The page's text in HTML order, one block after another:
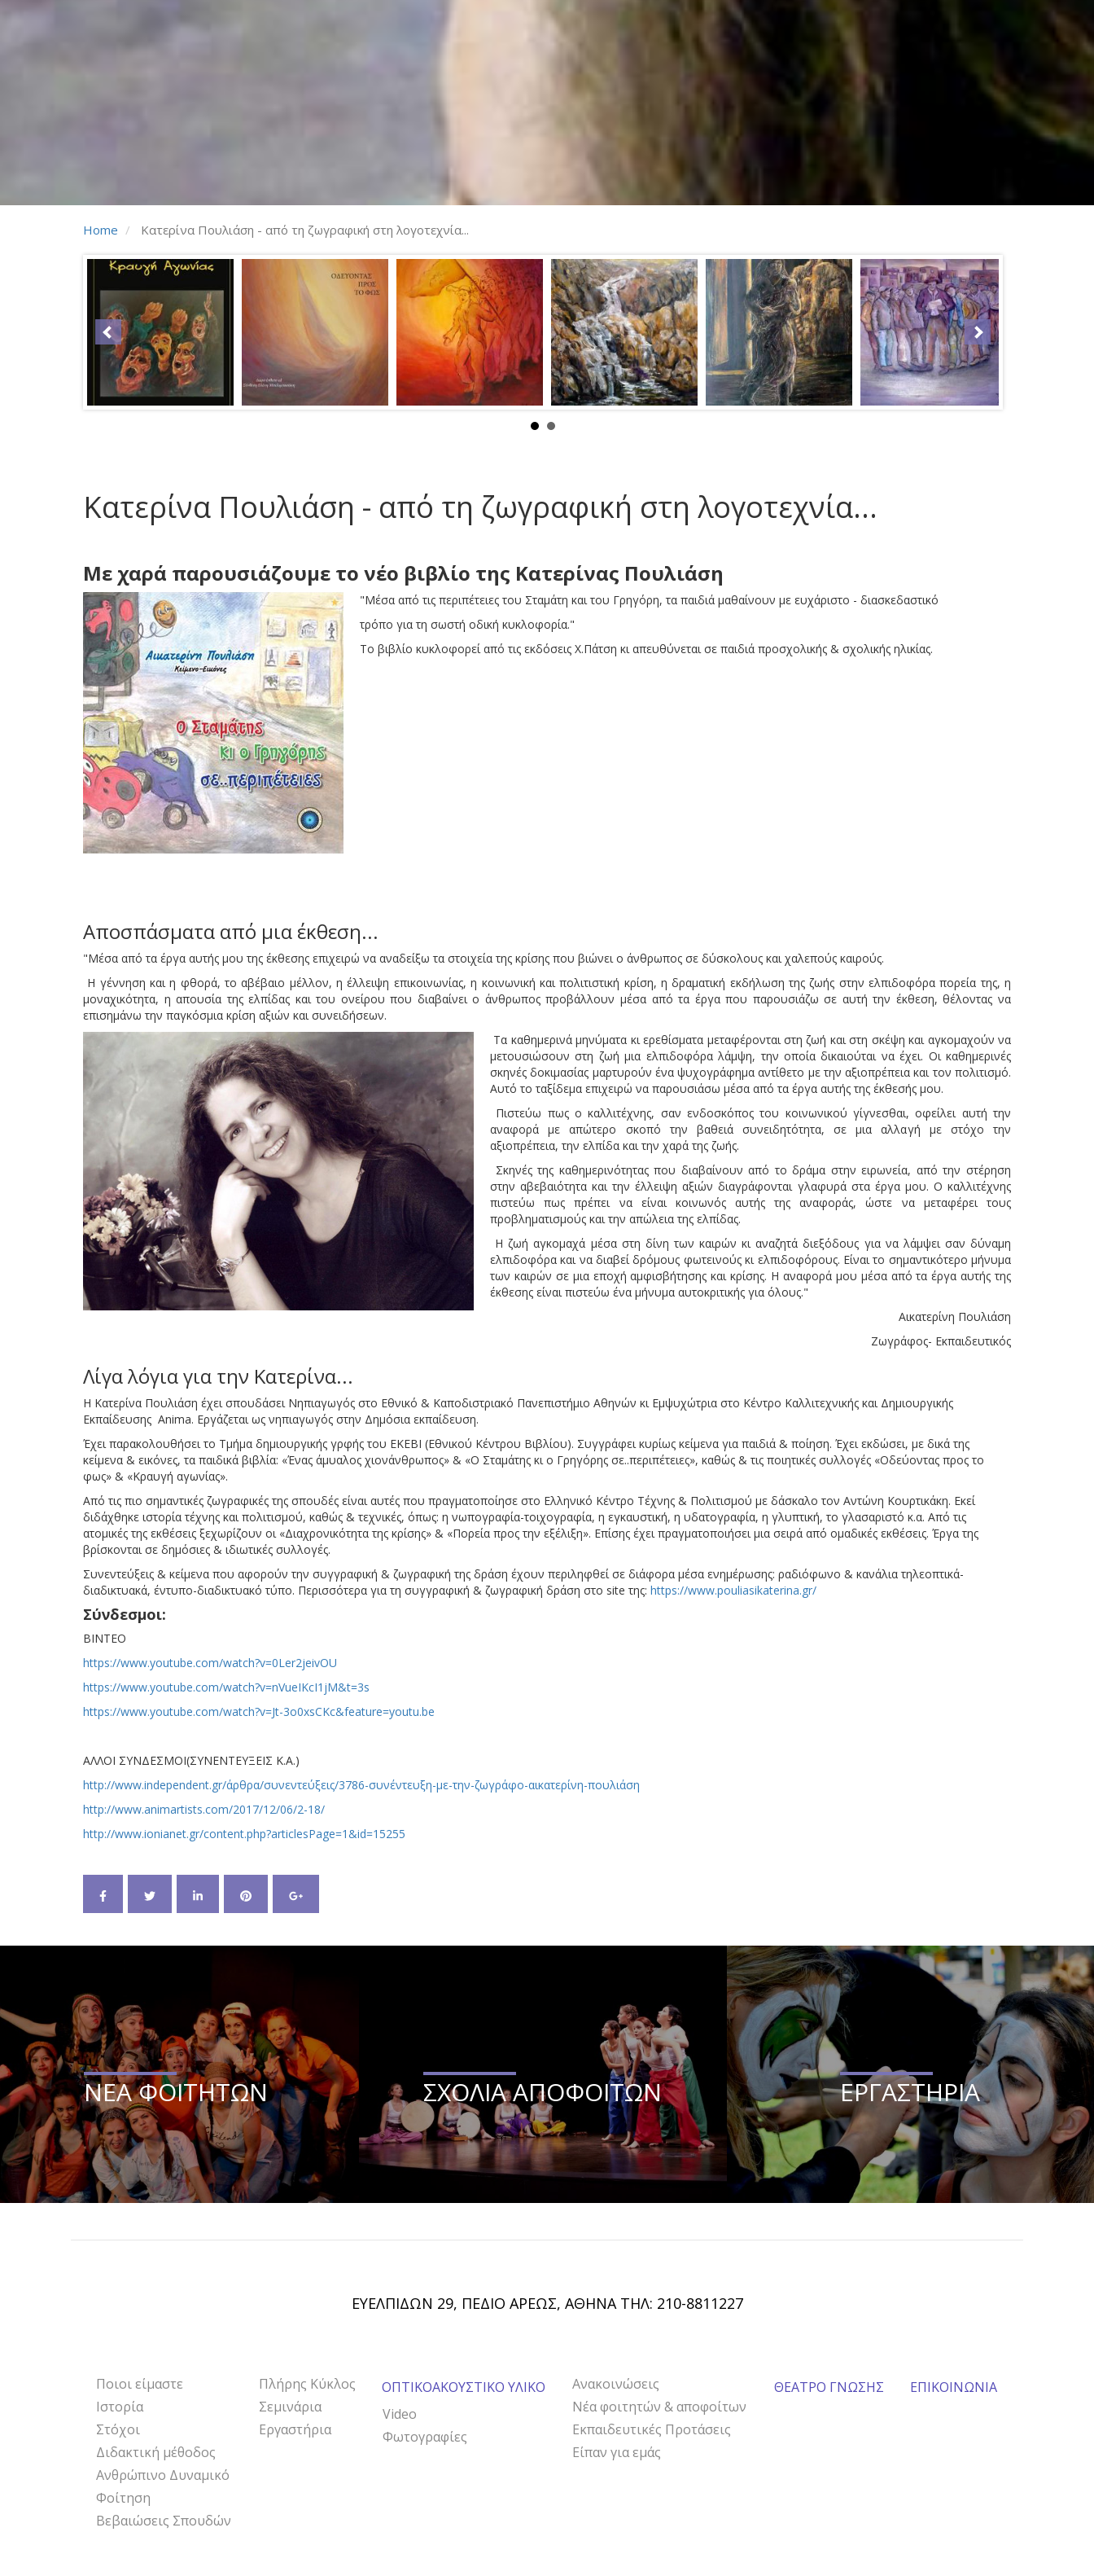
Home Κατερίνα Πουλιάση - από τη ζωγραφική στη λογοτεχνία...
Κατερίνα Πουλιάση - από τη ζωγραφική στη λογοτεχνία...
Με χαρά παρουσιάζουμε το νέο βιβλίο της Κατερίνας Πουλιάση
"Μέσα από τις περιπέτειες του Σταμάτη και του Γρηγόρη, τα παιδιά μαθαίνουν με ευχάριστο - διασκεδαστικό
τρόπο για τη σωστή οδική κυκλοφορία."
Το βιβλίο κυκλοφορεί από τις εκδόσεις Χ.Πάτση κι απευθύνεται σε παιδιά προσχολικής & σχολικής ηλικίας.
Αποσπάσματα από μια έκθεση...
"Μέσα από τα έργα αυτής μου της έκθεσης επιχειρώ να αναδείξω τα στοιχεία της κρίσης που βιώνει ο άνθρωπος σε δύσκολους και χαλεπούς καιρούς.
Η γέννηση και η φθορά, το αβέβαιο μέλλον, η έλλειψη επικοινωνίας, η κοινωνική και πολιτιστική κρίση, η δραματική εκδήλωση της ζωής στην ελπιδοφόρα πορεία της, η
μοναχικότητα, η απουσία της ελπίδας και του ονείρου που διαβαίνει ο άνθρωπος προβάλλουν μέσα από τα έργα που παρουσιάζω σε αυτή την έκθεση, θέλοντας να
επισημάνω την παγκόσμια κρίση αξιών και συνειδήσεων.
Τα καθημερινά μηνύματα κι ερεθίσματα μεταφέρονται στη ζωή και στη σκέψη και αγκομαχούν να
μετουσιώσουν στη ζωή μια ελπιδοφόρα λάμψη, την οποία δικαιούται να έχει. Οι καθημερινές
σκηνές δοκιμασίας μαρτυρούν ένα ψυχογράφημα αντίθετο με την αξιοπρέπεια και τον πολιτισμό.
Αυτό το ταξίδεμα επιχειρώ να παρουσιάσω μέσα από τα έργα αυτής της έκθεσής μου.
Πιστεύω πως ο καλλιτέχνης, σαν ενδοσκόπος του κοινωνικού γίγνεσθαι, οφείλει αυτή την
αναφορά με απώτερο σκοπό την βαθειά συνειδητότητα, σε μια αλλαγή με στόχο την
αξιοπρέπεια, την ελπίδα και την χαρά της ζωής.
Σκηνές της καθημερινότητας που διαβαίνουν από το δράμα στην ειρωνεία, από την στέρηση
στην αβεβαιότητα και την έλλειψη αξιών διαγράφονται γλαφυρά στα έργα μου. Ο καλλιτέχνης
πιστεύω πως πρέπει να είναι κοινωνός αυτής της αναφοράς, ώστε να μεταφέρει τους
προβληματισμούς και την απώλεια της ελπίδας.
Η ζωή αγκομαχά μέσα στη δίνη των καιρών κι αναζητά διεξόδους για να λάμψει σαν δύναμη
ελπιδοφόρα και να διαβεί δρόμους φωτεινούς κι ελπιδοφόρους. Είναι το σημαντικότερο μήνυμα
των καιρών σε μια εποχή αμφισβήτησης και κρίσης. Η αναφορά μου μέσα από τα έργα αυτής της
έκθεσης είναι πιστεύω ένα μήνυμα αυτοκριτικής για όλους."
Αικατερίνη Πουλιάση
Ζωγράφος- Εκπαιδευτικός
Λίγα λόγια για την Κατερίνα...
Η Κατερίνα Πουλιάση έχει σπουδάσει Νηπιαγωγός στο Εθνικό & Καποδιστριακό Πανεπιστήμιο Αθηνών κι Εμψυχώτρια στο Κέντρο Καλλιτεχνικής και Δημιουργικής
Εκπαίδευσης Anima. Εργάζεται ως νηπιαγωγός στην Δημόσια εκπαίδευση.
Έχει παρακολουθήσει το Τμήμα δημιουργικής γρφής του ΕΚΕΒΙ (Εθνικού Κέντρου Βιβλίου). Συγγράφει κυρίως κείμενα για παιδιά & ποίηση. Έχει εκδώσει, με δικά της
κείμενα & εικόνες, τα παιδικά βιβλία: «Ένας άμυαλος χιονάνθρωπος» & «Ο Σταμάτης κι ο Γρηγόρης σε..περιπέτειες», καθώς & τις ποιητικές συλλογές «Οδεύοντας προς το
φως» & «Κραυγή αγωνίας».
Από τις πιο σημαντικές ζωγραφικές της σπουδές είναι αυτές που πραγματοποίησε στο Ελληνικό Κέντρο Τέχνης & Πολιτισμού με δάσκαλο τον Αντώνη Κουρτικάκη. Εκεί
διδάχθηκε ιστορία τέχνης και πολιτισμού, καθώς & τεχνικές, όπως: η νωπογραφία-τοιχογραφία, η εγκαυστική, η υδατογραφία, η γλυπτική, το γλασαριστό κ.α. Από τις
ατομικές της εκθέσεις ξεχωρίζουν οι «Διαχρονικότητα της κρίσης» & «Πορεία προς την εξέλιξη». Επίσης έχει πραγματοποιήσει μια σειρά από ομαδικές εκθέσεις. Έργα της
βρίσκονται σε δημόσιες & ιδιωτικές συλλογές.
Συνεντεύξεις & κείμενα που αφορούν την συγγραφική & ζωγραφική της δράση έχουν περιληφθεί σε διάφορα μέσα ενημέρωσης: ραδιόφωνο & κανάλια τηλεοπτικά-
διαδικτυακά, έντυπο-διαδικτυακό τύπο. Περισσότερα για τη συγγραφική & ζωγραφική δράση στο site της: https://www.pouliasikaterina.gr/
Σύνδεσμοι:
ΒΙΝΤΕΟ
https://www.youtube.com/watch?v=0Ler2jeivOU
https://www.youtube.com/watch?v=nVueIKcI1jM&t=3s
https://www.youtube.com/watch?v=Jt-3o0xsCKc&feature=youtu.be
ΑΛΛΟΙ ΣΥΝΔΕΣΜΟΙ(ΣΥΝΕΝΤΕΥΞΕΙΣ Κ.Α.)
http://www.independent.gr/άρθρα/συνεντεύξεις/3786-συνέντευξη-με-την-ζωγράφο-αικατερίνη-πουλιάση
http://www.animartists.com/2017/12/06/2-18/
http://www.ionianet.gr/content.php?articlesPage=1&id=15255
ΝΕΑ ΦΟΙΤΗΤΩΝ ΣΧΟΛΙΑ ΑΠΟΦΟΙΤΩΝ ΕΡΓΑΣΤΗΡΙΑ
ΕΥΕΛΠΙΔΩΝ 29, ΠΕΔΙΟ ΑΡΕΩΣ, ΑΘΗΝΑ ΤΗΛ: 210-8811227
ANIMA
Ποιοι είμαστε
Ιστορία
Στόχοι
Διδακτική μέθοδος
Ανθρώπινο Δυναμικό
Φοίτηση
Βεβαιώσεις Σπουδών
Πλήρης Κύκλος
Σεμινάρια
Εργαστήρια
ΟΠΤΙΚΟΑΚΟΥΣΤΙΚΟ ΥΛΙΚΟ
Video
Φωτογραφίες
Ανακοινώσεις
Νέα φοιτητών & αποφοίτων
Εκπαιδευτικές Προτάσεις
Είπαν για εμάς
ΘΕΑΤΡΟ ΓΝΩΣΗΣ ΕΠΙΚΟΙΝΩΝΙΑ